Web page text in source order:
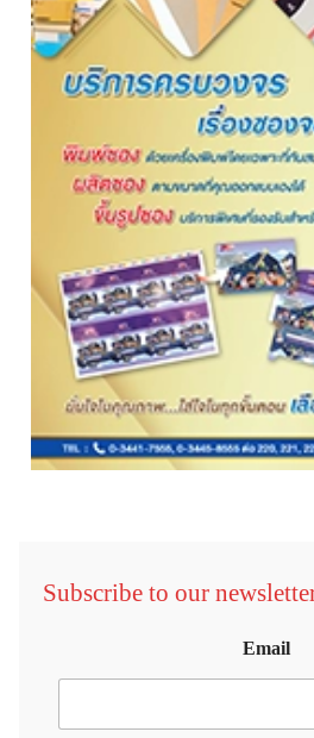
Subscribe to our
Email